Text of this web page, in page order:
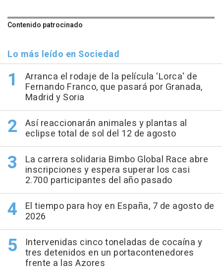
Contenido patrocinado
Lo más leído en Sociedad
Arranca el rodaje de la película 'Lorca' de
Fernando Franco, que pasará por Granada,
Madrid y Soria
Así reaccionarán animales y plantas al
eclipse total de sol del 12 de agosto
La carrera solidaria Bimbo Global Race abre
inscripciones y espera superar los casi
2.700 participantes del año pasado
El tiempo para hoy en España, 7 de agosto de
2026
Intervenidas cinco toneladas de cocaína y
tres detenidos en un portacontenedores
frente a las Azores